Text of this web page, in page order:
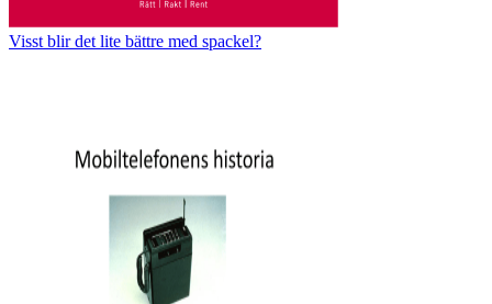
Visst blir det lite bättre med spackel?